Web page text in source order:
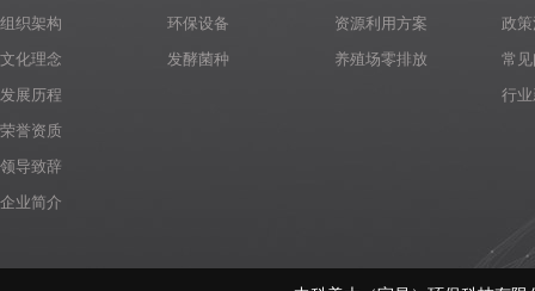
组织架构
文化理念
发展历程
荣誉资质
领导致辞
企业简介
环保设备
发酵菌种
资源利用方案
养殖场零排放
政
常
行